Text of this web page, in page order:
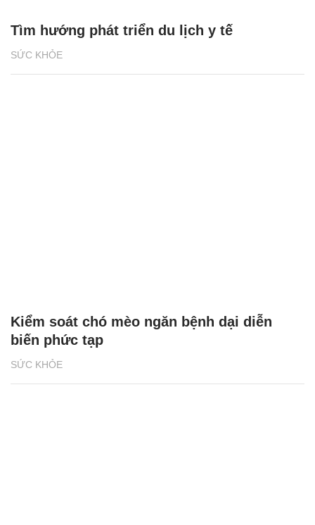
SỨC KHỎE
Tìm hướng phát triển du lịch y tế
SỨC KHỎE
Kiểm soát chó mèo ngăn bệnh dại diễn
biến phức tạp